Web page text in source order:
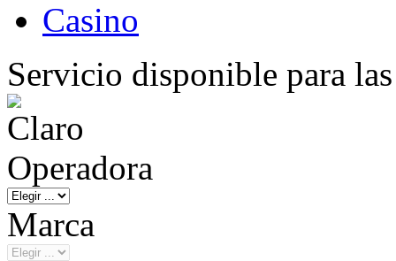
Casino
Servicio disponible para
Operadora
Marca